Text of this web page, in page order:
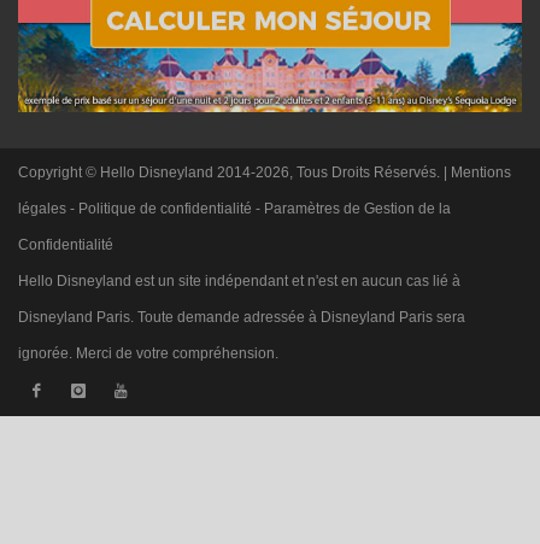
Copyright © Hello Disneyland 2014-2026, Tous Droits Réservés. | Mentions
légales - Politique de confidentialité - Paramètres de Gestion de la
Confidentialité
Hello Disneyland est un site indépendant et n'est en aucun cas lié à
Disneyland Paris. Toute demande adressée à Disneyland Paris sera
ignorée. Merci de votre compréhension.